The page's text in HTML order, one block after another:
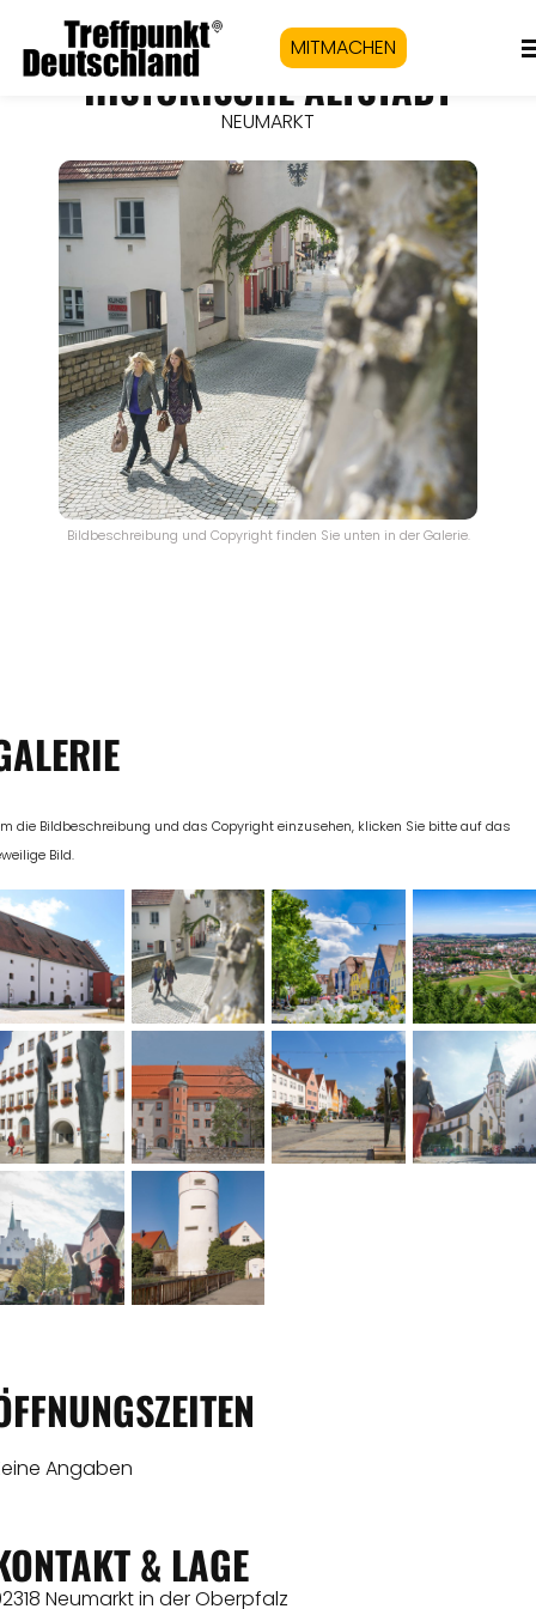
MITMACHEN
HISTORISCHE ALTSTADT
NEUMARKT
Bildbeschreibung und Copyright finden Sie unten in der Galerie.
die Bildbeschreibung und das Copyright einzusehen, klicken Sie bitte auf das
Bild.
Angaben
& LAGE
Neumarkt in der Oberpfalz